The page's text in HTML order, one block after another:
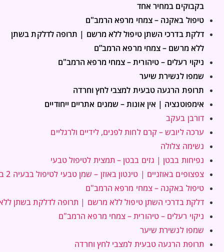
בקבוקים במחיר אחד
טיפול באקנה – צמחי מרפא הרמב"ם
דלקת בדרכי השתן טיפול ללא מרשם | תרופה לדלקת בשתן
ללא מרשם – צמחי מרפא הרמב”ם
ניקוי רעלים – טיהורית – צמחי מרפא הרמב"ם
שמפו לנשירת שיער
תרופת הרגעה טבעית למצבי לחץ וחרדה
אימפוטנציה | אין אונות – שמנים אתריים ייחודיים
דורבן בעקב
ערכה ליובש – קרם לחות לפנים, לידיים ולרגליים
נשימה צלולה
נפיחות בבטן | גזים בבטן – תמצית לטיפול טבעי
צפצופים באוזניים | טינטון באוזן – שמן טבעי לטיפול בבעיה 2 בקבוקים במחיר אחד
טיפול באקנה – צמחי מרפא הרמב"ם
דלקת בדרכי השתן טיפול ללא מרשם | תרופה לדלקת בשתן
ניקוי רעלים – טיהורית – צמחי מרפא הרמב"ם
שמפו לנשירת שיער
תרופת הרגעה טבעית למצבי לחץ וחרדה